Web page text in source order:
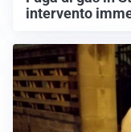
intervento